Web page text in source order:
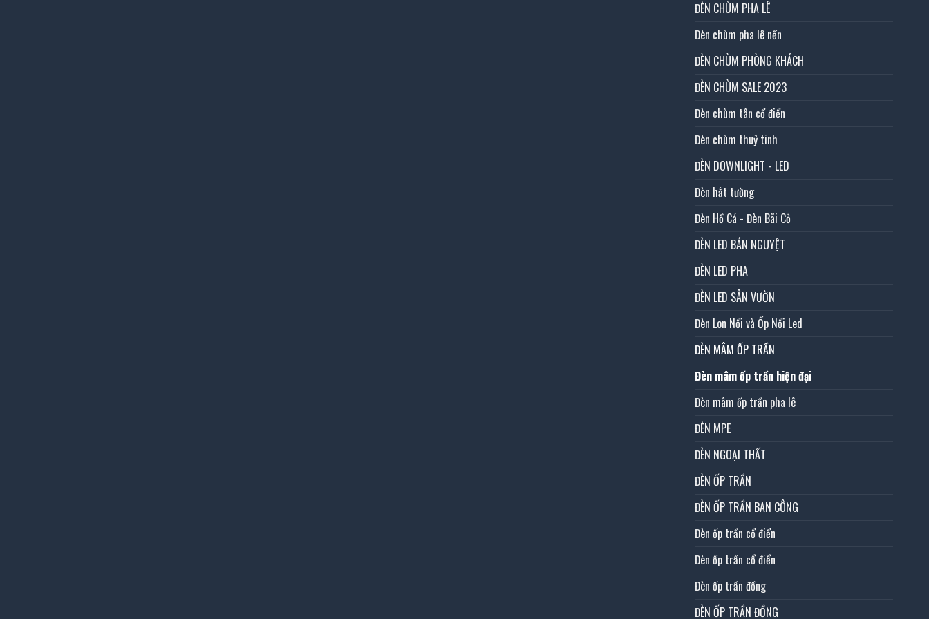
ĐÈN CHÙM PHA LÊ
Đèn chùm pha lê nến
ĐÈN CHÙM PHÒNG KHÁCH
ĐÈN CHÙM SALE 2023
Đèn chùm tân cổ điển
Đèn chùm thuỷ tinh
ĐÈN DOWNLIGHT - LED
Đèn hắt tường
Đèn Hồ Cá - Đèn Bãi Cỏ
ĐÈN LED BÁN NGUYỆT
ĐÈN LED PHA
ĐÈN LED SÂN VƯỜN
Đèn Lon Nổi và Ốp Nổi Led
ĐÈN MÂM ỐP TRẦN
Đèn mâm ốp trần hiện đại
Đèn mâm ốp trần pha lê
ĐÈN MPE
ĐÈN NGOẠI THẤT
ĐÈN ỐP TRẦN
ĐÈN ỐP TRẦN BAN CÔNG
Đèn ốp trần cổ điển
Đèn ốp trần cổ điển
Đèn ốp trần đồng
ĐÈN ỐP TRẦN ĐỒNG